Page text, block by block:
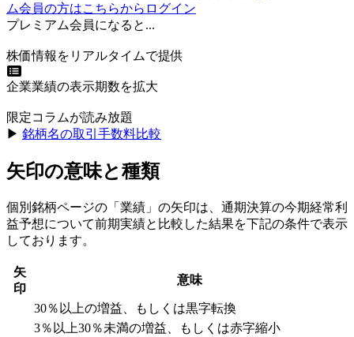
ム会員の方はこちらからログイン
プレミアム会員になると...
株価情報をリアルタイムで提供
企業業績の表示期数を拡大
限定コラムが読み放題
▶︎ 銘柄名の取引手数料比較
矢印の意味と種類
個別銘柄ページの「業績」の矢印は、通期決算の今期経常利
益予想について前期実績と比較した結果を下記の条件で表示
しております。
矢
印
意味
30％以上の増益、もしくは黒字転換
3％以上30％未満の増益、もしくは赤字縮小